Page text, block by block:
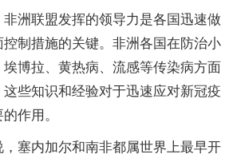
洲联盟发挥的领导力是各国迅速做
制措施的关键。非洲各国在防治小
埃博拉、黄热病、流感等传染病方面
些知识和经验对于迅速应对新冠疫
作用。
塞内加尔和南非都属世界上最早开